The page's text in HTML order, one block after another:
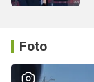
Foto